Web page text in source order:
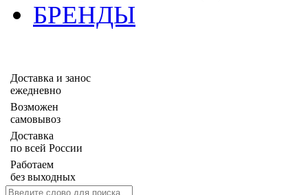
БРЕНДЫ
Доставка и занос
ежедневно
Возможен
самовывоз
Доставка
по всей России
Работаем
без выходных